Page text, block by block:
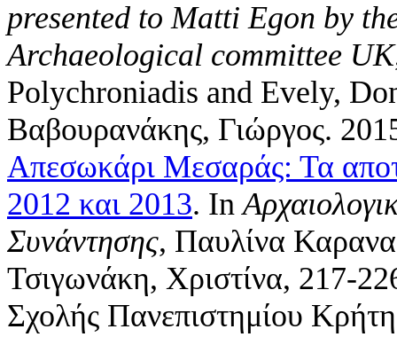
presented to Matti Egon by
Archaeological committee UK
Polychroniadis and Evely,
Βαβουρανάκης, Γιώργος.
Απεσωκάρι Μεσαράς: Τα
2012 και 2013. In
Συνάντησης, Παυλίνα
Τσιγωνάκη, Χριστίνα, 217-
Σχολής Πανεπιστημίου